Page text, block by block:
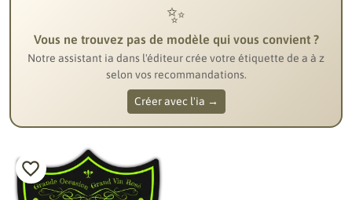
✨
Vous ne trouvez pas de modèle qui vous convient ?
Notre assistant ia dans l'éditeur crée votre étiquette de a à z
selon vos recommandations.
Créer avec l'ia →